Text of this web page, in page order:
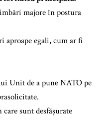
majore în postura
aproape egali, cum ar fi
Unit de a pune NATO pe
sunt desfășurate